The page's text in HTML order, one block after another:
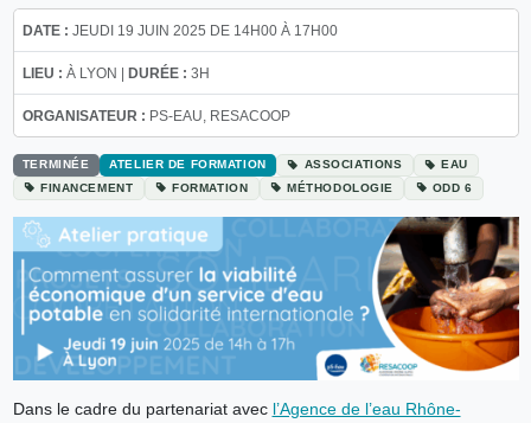
DATE : JEUDI 19 JUIN 2025 DE 14H00 À 17H00
LIEU : À LYON | DURÉE : 3H
ORGANISATEUR : PS-EAU, RESACOOP
TERMINÉE ATELIER DE FORMATION ASSOCIATIONS
EAU
FINANCEMENT
FORMATION MÉTHODOLOGIE ODD 6
Dans le cadre du partenariat avec l’Agence de l’eau Rhône-